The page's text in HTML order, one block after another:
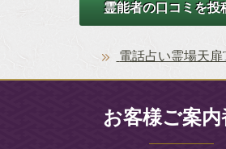
霊能者の口コミを投
電話占い霊場天扉
お客様ご案内